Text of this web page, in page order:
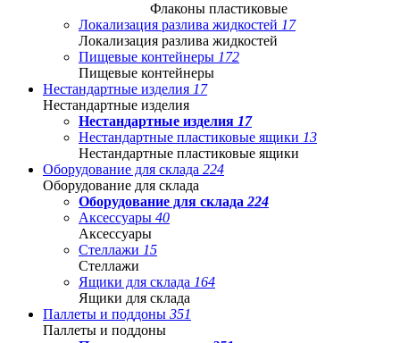
Флаконы пластиковые
Локализация разлива жидкостей 17
Локализация разлива жидкостей
Пищевые контейнеры 172
Пищевые контейнеры
Нестандартные изделия 17
Нестандартные изделия
Нестандартные изделия 17
Нестандартные пластиковые ящики 13
Нестандартные пластиковые ящики
Оборудование для склада 224
Оборудование для склада
Оборудование для склада 224
Аксессуары 40
Аксессуары
Стеллажи 15
Стеллажи
Ящики для склада 164
Ящики для склада
Паллеты и поддоны 351
Паллеты и поддоны